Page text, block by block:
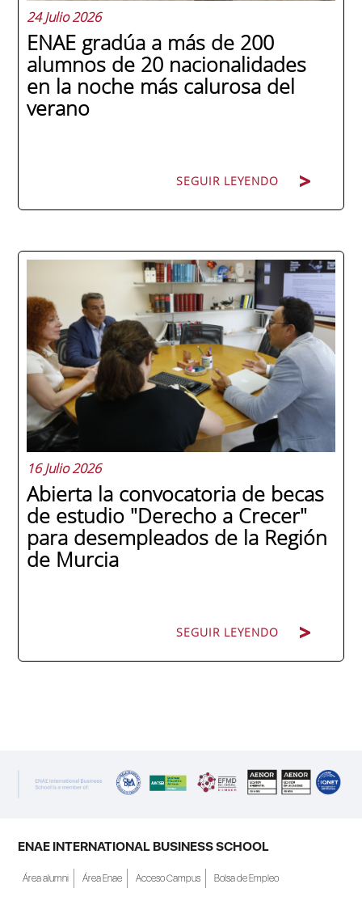
24 Julio 2026
ENAE gradúa a más de 200
alumnos de 20 nacionalidades
en la noche más calurosa del
verano
SEGUIR LEYENDO
La promoción 2025/2026 de ENAE Business
School se convirtió en una de las más
internacionales de la historia de la escuela
en una ceremonia celebrada en Murcia
con 44 grados y más de 600 asistentes.
Ricardo Navarro, vicepresidente senior de
Generac Power Systems en Estados Unidos
y antiguo alumno...
16 Julio 2026
Abierta la convocatoria de becas
de estudio "Derecho a Crecer"
para desempleados de la Región
de Murcia
SEGUIR LEYENDO
a Crecer". El programa está dirigido a
personas inscritas como demandantes de
becas de estudio parciales (50%), además
de al menos una beca...
ENAE INTERNATIONAL BUSINESS SCHOOL
Área alumni Área Enae Acceso Campus Bolsa de Empleo